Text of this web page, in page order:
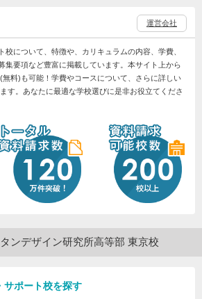
運営会社
校について、特徴や、カリキュラムの内容、学費、
集要項など豊富に掲載しています。本サイト上から
料)も可能！学費やコースについて、さらに詳しい
す。あなたに最適な学校選びに是非お役立てくださ
ンデザイン研究所高等部 東京校
サポート校を探す